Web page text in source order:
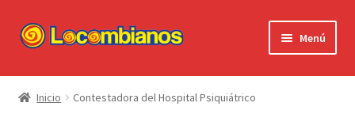
Ir
a
navegación
Ir
al
Menú
Locombianos
Inicio Contestadora del Hospital Psiquiátrico